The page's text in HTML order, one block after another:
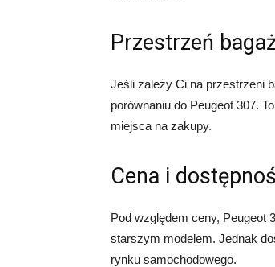
Przestrzeń
Jeśli zależy Ci na przestrzeni
porównaniu do Peugeot 307.
miejsca na zakupy.
Cena i
Pod względem ceny, Peugeot
starszym modelem. Jednak
rynku samochodowego.